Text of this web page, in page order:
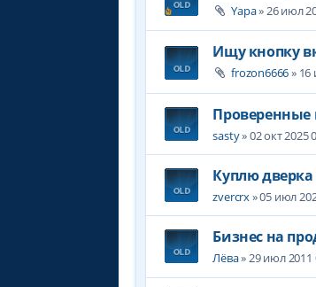
Yapa» 26 июл
Ищу кнопку
frozon6666» 16
sasty» 02 окт 2025
Куплю дверка
zvercrx» 05 июл
Бизнес на
Лёва» 29 июл 2011